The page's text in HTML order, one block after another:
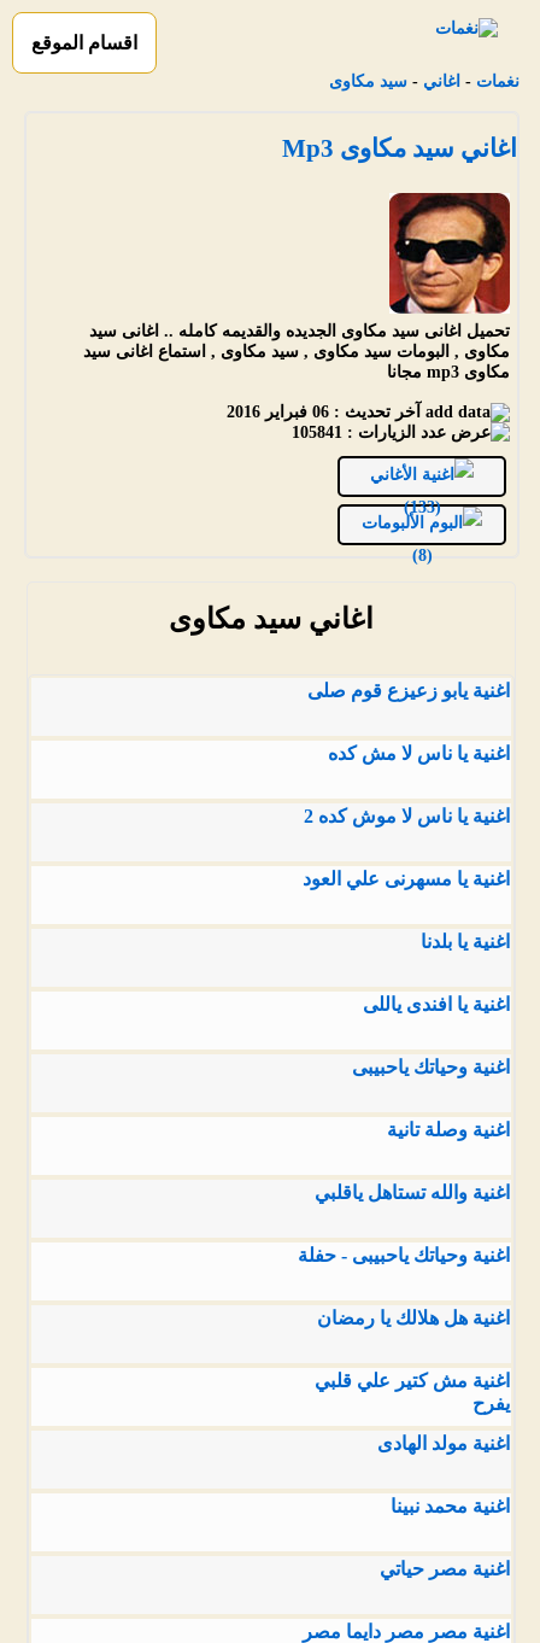
اقسام الموقع
نغمات - اغاني - سيد مكاوى
اغاني سيد مكاوى Mp3
تحميل اغانى سيد مكاوى الجديده والقديمه كامله .. اغانى سيد
مكاوى , البومات سيد مكاوى , سيد مكاوى , استماع اغانى سيد
مكاوى mp3 مجانا
آخر تحديث : 06 فبراير 2016
عدد الزيارات : 105841
الأغاني
(133)
الألبومات
(8)
اغاني سيد مكاوى
اغنية يابو زعيزع قوم صلى
اغنية يا ناس لا مش كده
اغنية يا ناس لا موش كده 2
اغنية يا مسهرنى علي العود
اغنية يا بلدنا
اغنية يا افندى ياللى
اغنية وحياتك ياحبيبى
اغنية وصلة تانية
اغنية والله تستاهل ياقلبي
اغنية وحياتك ياحبيبى - حفلة
اغنية هل هلالك يا رمضان
اغنية مش كتير علي قلبي
يفرح
اغنية مولد الهادى
اغنية محمد نبينا
اغنية مصر حياتي
اغنية مصر مصر دايما مصر